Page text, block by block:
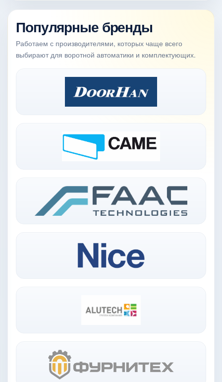
Популярные бренды
Работаем с производителями, которых чаще всего
выбирают для воротной автоматики и комплектующих.